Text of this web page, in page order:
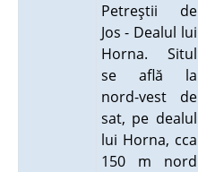
Petreştii de
Jos - Dealul lui
Horna. Situl
se află la
nord-vest de
sat, pe dealul
lui Horna, cca
150 m nord